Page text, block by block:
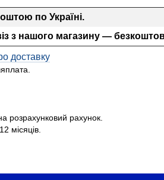
по Україні.
з нашого магазину —
доставку
розрахунковий рахунок.
місяців.